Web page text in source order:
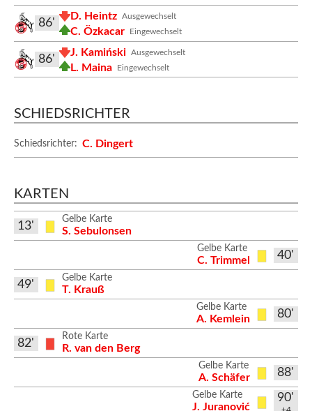
Ausgewechselt
D. Heintz
Eingewechselt
C. Özkacar
86'
Ausgewechselt
J. Kamiński
Eingewechselt
L. Maina
86'
SCHIEDSRICHTER
Schiedsrichter: C. Dingert
KARTEN
Gelbe Karte
S. Sebulonsen
13'
40'
Gelbe Karte
C. Trimmel
Gelbe Karte
T. Krauß
49'
80'
Gelbe Karte
A. Kemlein
Rote Karte
R. van den Berg
82'
88'
Gelbe Karte
A. Schäfer
90'
+4
Gelbe Karte
J. Juranović